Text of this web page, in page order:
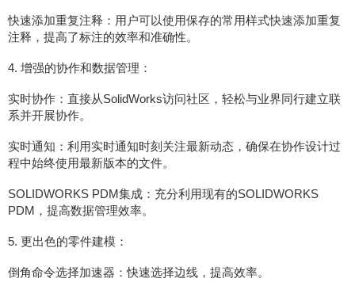
快速添加重复注释：用户可以使用保存的常用样式快速添加重复
注释，提高了标注的效率和准确性。
4. 增强的协作和数据管理：
实时协作：直接从SolidWorks访问社区，轻松与业界同行建立联
系并开展协作。
实时通知：利用实时通知时刻关注最新动态，确保在协作设计过
程中始终使用最新版本的文件。
SOLIDWORKS PDM集成：充分利用现有的SOLIDWORKS
PDM，提高数据管理效率。
5. 更出色的零件建模：
倒角命令选择加速器：快速选择边线，提高效率。